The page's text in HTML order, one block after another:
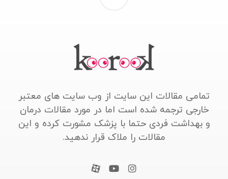
تمامی مقالات این سایت از وب سایت های معتبر
خارجی ترجمه شده است اما در مورد مقالات درمان
و بهداشت فردی حتما با پزشک مشورت کرده و این
مقالات را ملاک قرار ندهید.